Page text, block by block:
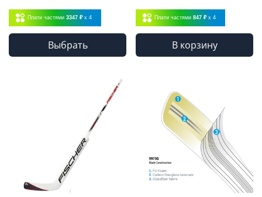
Плати частями 3347 ₽ x 4
Выбрать
Плати частями 847 ₽ x 4
В корзину